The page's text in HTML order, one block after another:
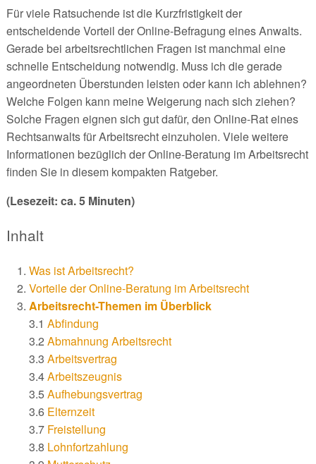
Für viele Ratsuchende ist die Kurzfristigkeit der
entscheidende Vorteil der Online-Befragung eines Anwalts.
Gerade bei arbeitsrechtlichen Fragen ist manchmal eine
schnelle Entscheidung notwendig. Muss ich die gerade
angeordneten Überstunden leisten oder kann ich ablehnen?
Welche Folgen kann meine Weigerung nach sich ziehen?
Solche Fragen eignen sich gut dafür, den Online-Rat eines
Rechtsanwalts für Arbeitsrecht einzuholen. Viele weitere
Informationen bezüglich der Online-Beratung im Arbeitsrecht
finden Sie in diesem kompakten Ratgeber.
(Lesezeit: ca. 5 Minuten)
Inhalt
Was ist Arbeitsrecht?
Vorteile der Online-Beratung im Arbeitsrecht
Arbeitsrecht-Themen im Überblick
3.1 Abfindung
3.2 Abmahnung Arbeitsrecht
3.3 Arbeitsvertrag
3.4Arbeitszeugnis
3.5Aufhebungsvertrag
3.6 Elternzeit
3.7 Freistellung
3.8 Lohnfortzahlung